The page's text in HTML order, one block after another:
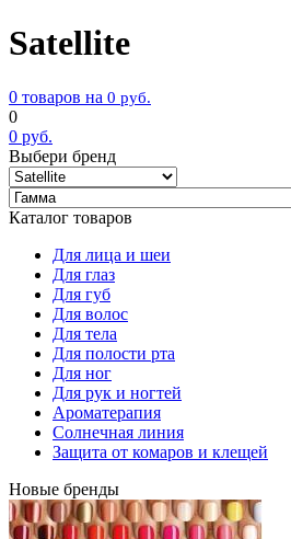
Satellite
0 товаров на 0 руб.
0
0 руб.
Выбери бренд
Каталог товаров
Для лица и шеи
Для глаз
Для губ
Для волос
Для тела
Для полости рта
Для ног
Для рук и ногтей
Ароматерапия
Солнечная линия
Защита от комаров и клещей
Новые бренды